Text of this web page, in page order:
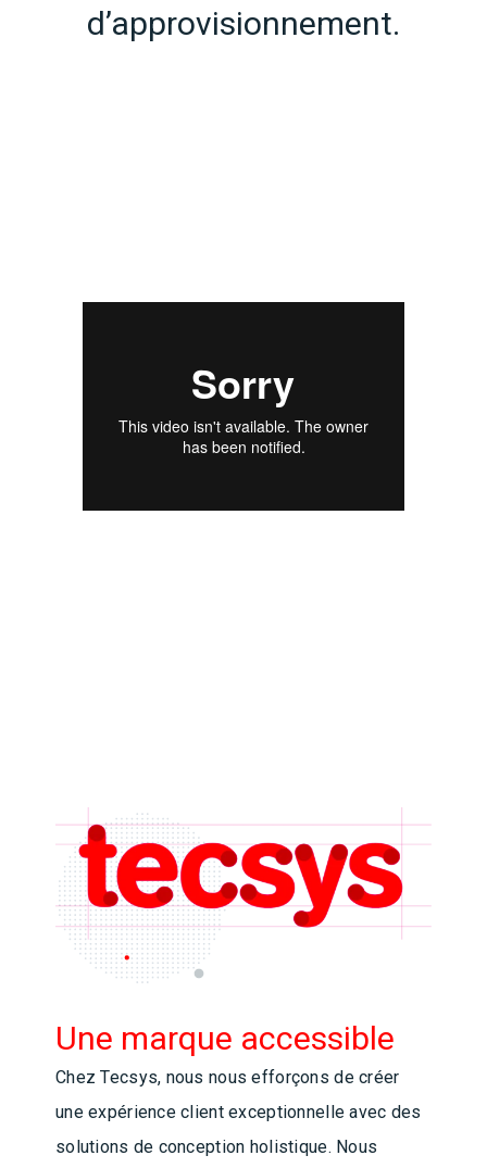
d’approvisionnement.
Une marque accessible
Chez Tecsys, nous nous efforçons de créer
une expérience client exceptionnelle avec des
solutions de conception holistique. Nous